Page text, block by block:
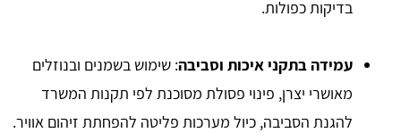
בדיקות כפולות.
עמידה בתקני איכות וסביבה: שימוש בשמנים ובנוזלים
מאושרי יצרן, פינוי פסולת מסוכנת לפי תקנות המשרד
להגנת הסביבה, כיול מערכות פליטה להפחתת זיהום אוויר.